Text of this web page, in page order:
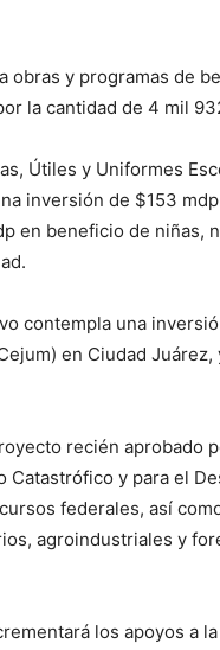
obras y programas de
la cantidad de 4 mil
Útiles y Uniformes
inversión de $153
en beneficio de niñas,
contempla una
en Ciudad
recién aprobado
Catastrófico y para el
federales, así
agroindustriales y
los apoyos a